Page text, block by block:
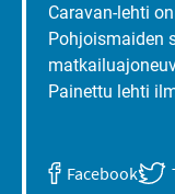
Caravan-lehti
Pohjoismaiden
Painettu lehti
Facebook